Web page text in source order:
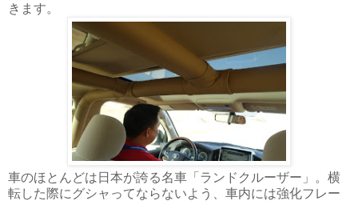
きます。
車のほとんどは日本が誇る名車「ランドクルーザー」。横
転した際にグシャってならないよう、車内には強化フレー